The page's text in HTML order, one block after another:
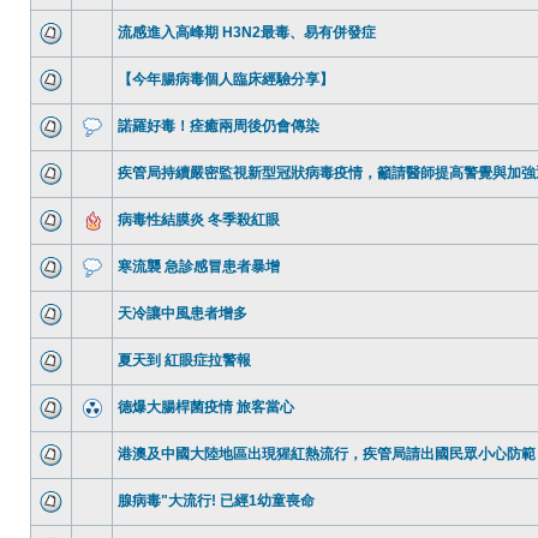
流感進入高峰期 H3N2最毒、易有併發症
【今年腸病毒個人臨床經驗分享】
諾羅好毒！痊癒兩周後仍會傳染
疾管局持續嚴密監視新型冠狀病毒疫情，籲請醫師提高警覺與加
病毒性結膜炎 冬季殺紅眼
寒流襲 急診感冒患者暴增
天冷讓中風患者增多
夏天到 紅眼症拉警報
德爆大腸桿菌疫情 旅客當心
港澳及中國大陸地區出現猩紅熱流行，疾管局請出國民眾小心防範
腺病毒"大流行! 已經1幼童喪命